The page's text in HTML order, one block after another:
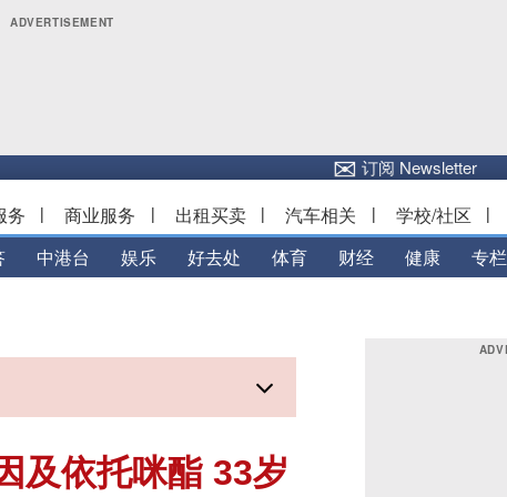
✉订阅 Newsletter
务 | 商业服务 | 出租买卖 | 汽车相关 | 学校/社区 |
中港台 娱乐 好去处 体育 财经 健康 专栏
及依托咪酯 33岁